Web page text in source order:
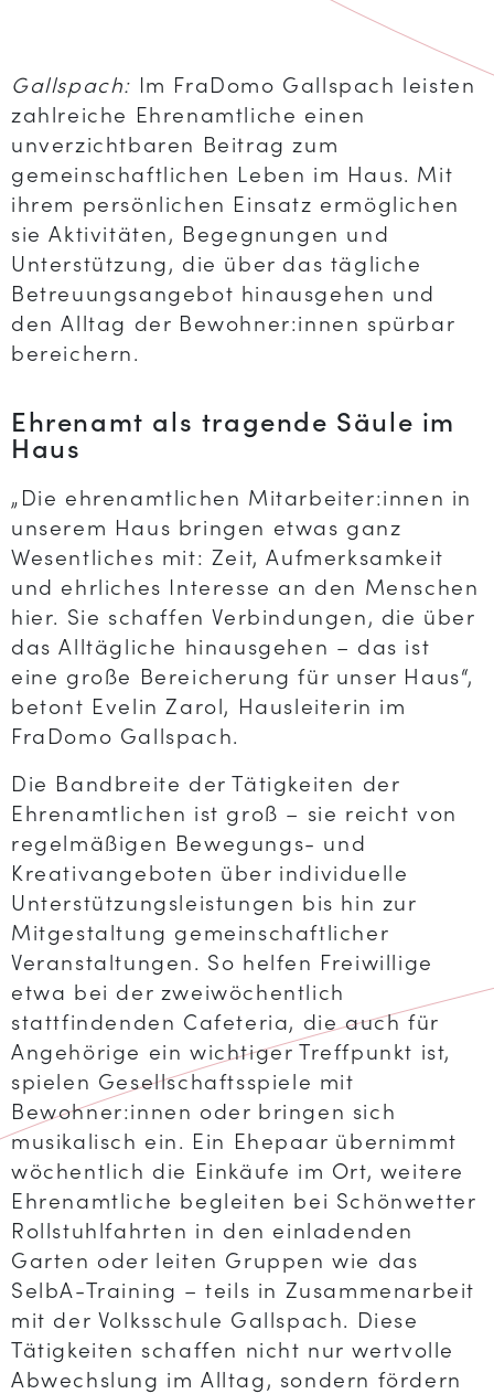
Gallspach: Im FraDomo Gallspach leisten
zahlreiche Ehrenamtliche einen
unverzichtbaren Beitrag zum
gemeinschaftlichen Leben im Haus. Mit
ihrem persönlichen Einsatz ermöglichen
sie Aktivitäten, Begegnungen und
Unterstützung, die über das tägliche
Betreuungsangebot hinausgehen und
den Alltag der Bewohner:innen spürbar
bereichern.
Ehrenamt als tragende Säule im
Haus
„Die ehrenamtlichen Mitarbeiter:innen in
unserem Haus bringen etwas ganz
Wesentliches mit: Zeit, Aufmerksamkeit
und ehrliches Interesse an den Menschen
hier. Sie schaffen Verbindungen, die über
das Alltägliche hinausgehen – das ist
eine große Bereicherung für unser Haus“,
betont Evelin Zarol, Hausleiterin im
FraDomo Gallspach.
Die Bandbreite der Tätigkeiten der
Ehrenamtlichen ist groß – sie reicht von
regelmäßigen Bewegungs- und
Kreativangeboten über individuelle
Unterstützungsleistungen bis hin zur
Mitgestaltung gemeinschaftlicher
Veranstaltungen. So helfen Freiwillige
etwa bei der zweiwöchentlich
stattfindenden Cafeteria, die auch für
Angehörige ein wichtiger Treffpunkt ist,
spielen Gesellschaftsspiele mit
Bewohner:innen oder bringen sich
musikalisch ein. Ein Ehepaar übernimmt
wöchentlich die Einkäufe im Ort, weitere
Ehrenamtliche begleiten bei Schönwetter
Rollstuhlfahrten in den einladenden
Garten oder leiten Gruppen wie das
SelbA-Training – teils in Zusammenarbeit
mit der Volksschule Gallspach. Diese
Tätigkeiten schaffen nicht nur wertvolle
Abwechslung im Alltag, sondern fördern